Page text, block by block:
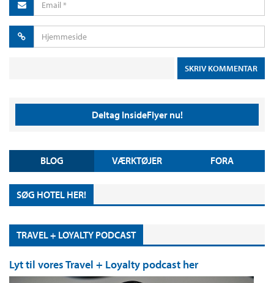
Deltag InsideFlyer nu!
BLOG VÆRKTØJER FORA
SØG HOTEL HER!
TRAVEL + LOYALTY PODCAST
Lyt til vores Travel + Loyalty podcast her